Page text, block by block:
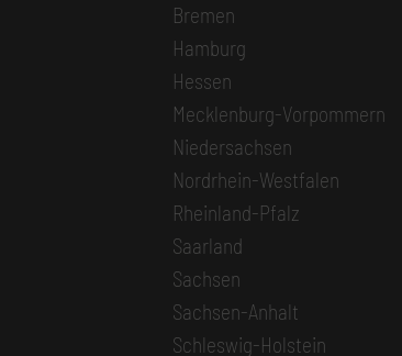
Bremen
Hamburg
Hessen
Mecklenburg-Vorpommern
Niedersachsen
Nordrhein-Westfalen
Rheinland-Pfalz
Saarland
Sachsen
Sachsen-Anhalt
Schleswig-Holstein